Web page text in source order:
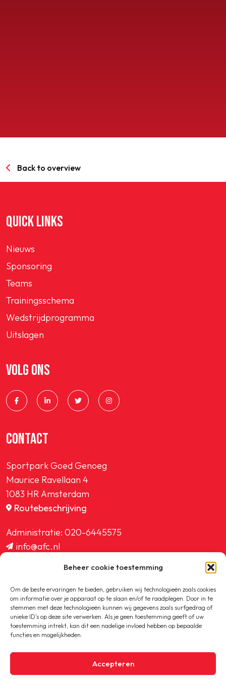
Beheer cookie toestemming
Om de beste ervaringen te bieden, gebruiken wij technologieën zoals cookies
om informatie over je apparaat op te slaan en/of te raadplegen. Door in te
stemmen met deze technologieën kunnen wij gegevens zoals surfgedrag of
unieke ID's op deze site verwerken. Als je geen toestemming geeft of uw
toestemming intrekt, kan dit een nadelige invloed hebben op bepaalde
functies en mogelijkheden.
Accepteren
Back to overview
QUICK LINKS
Nieuws
Sponsoring
Teams
Trainingsschema
Wedstrijdprogramma
Uitslagen
VOLG ONS
CONTACT
Sportpark Goed Genoeg
Maurice Ravellaan 4
1083 HR Amsterdam
Routebeschrijving
Administratie: 020-6445575
info@afc.nl
ledenadministratie@afc.nl
Copyright © 2020-2026 AFC